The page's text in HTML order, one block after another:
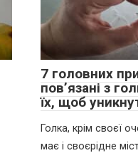
7 головних
пов’язані з
їх, щоб
Голка, крім своєї
має і своєрідне